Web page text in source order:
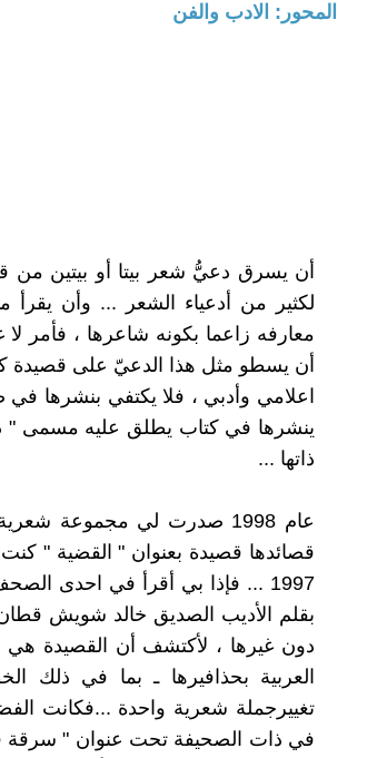
المحور: الادب والفن
أن يسرق دعيُّ شعر بيتا أو بيتين من
لكثير من أدعياء الشعر ... وأن
معارفه زاعما بكونه شاعرها ، فأمر
أن يسطو مثل هذا الدعيّ على قصيدة
اعلامي وأدبي ، فلا يكتفي بنشرها
ينشرها في كتاب يطلق عليه مسمى "
ذاتها ...
عام 1998 صدرت لي مجموعة
قصائدها قصيدة بعنوان " القضية "
1997 ... فإذا بي أقرأ في احدى
بقلم الأديب الصديق خالد شويش
دون غيرها ، لأكتشف أن القصيدة هي
العربية بحذافيرها ـ بما في ذلك
تغييرجملة شعرية واحدة ...فكانت
في ذات الصحيفة تحت عنوان " سرقة